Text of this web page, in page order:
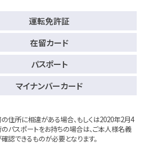
運転免許証
在留カード
パスポート
マイナンバーカード
住所に相違がある場合、もしくは2020年2月4
パスポートをお持ちの場合は、ご本人様名義
認できるものが必要となります。